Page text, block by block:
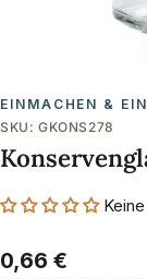
EINMACHEN &
SKU: GKONS278
Regulärer
0,66 €